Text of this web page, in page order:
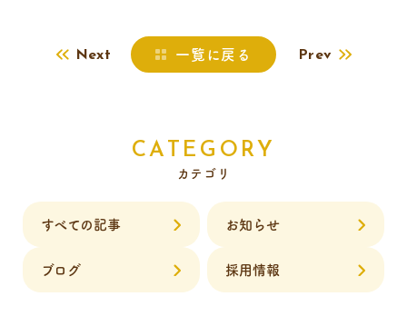
Next 一覧に戻る Prev
CATEGORY
カテゴリ
すべての記事 お知らせ
ブログ 採用情報